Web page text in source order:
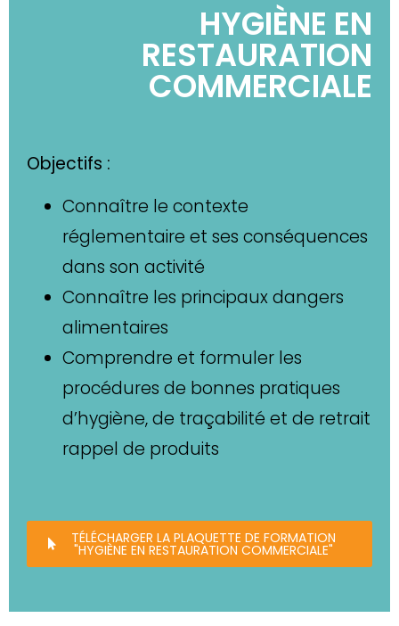
HYGIÈNE EN
RESTAURATION
COMMERCIALE
Objectifs :
Connaître le contexte
réglementaire et ses conséquences
dans son activité
Connaître les principaux dangers
alimentaires
Comprendre et formuler les
procédures de bonnes pratiques
d’hygiène, de traçabilité et de retrait
rappel de produits
TÉLÉCHARGER LA PLAQUETTE DE FORMATION
"HYGIÈNE EN RESTAURATION COMMERCIALE"